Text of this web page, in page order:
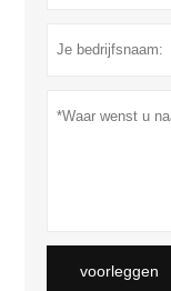
voorleggen